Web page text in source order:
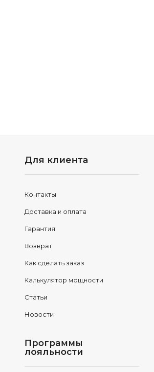
Для клиента
Контакты
Доставка и оплата
Гарантия
Возврат
Как сделать заказ
Калькулятор мощности
Статьи
Новости
Программы
лояльности